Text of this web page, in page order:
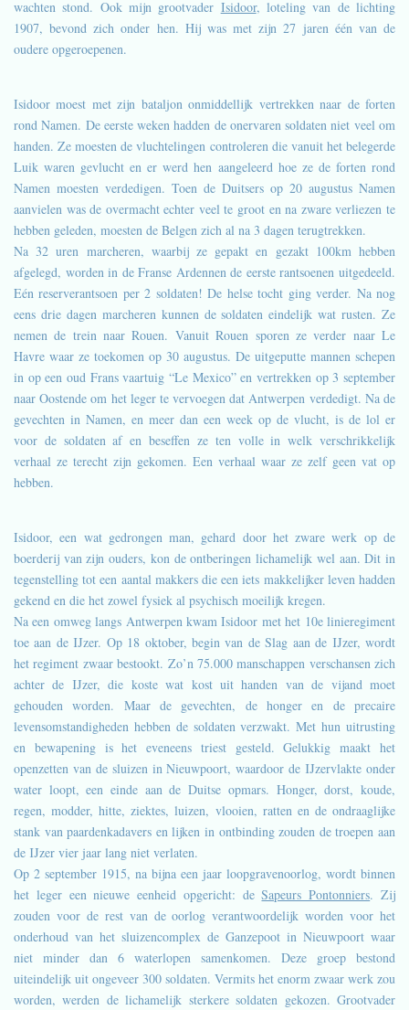
wachten stond. Ook mijn grootvader Isidoor, loteling van de lichting
1907, bevond zich onder hen. Hij was met zijn 27 jaren één van de
oudere opgeroepenen.
Isidoor moest met zijn bataljon onmiddellijk vertrekken naar de forten
rond Namen. De eerste weken hadden de onervaren soldaten niet veel om
handen. Ze moesten de vluchtelingen controleren die vanuit het belegerde
Luik waren gevlucht en er werd hen aangeleerd hoe ze de forten rond
Namen moesten verdedigen. Toen de Duitsers op 20 augustus Namen
aanvielen was de overmacht echter veel te groot en na zware verliezen te
hebben geleden, moesten de Belgen zich al na 3 dagen terugtrekken.
Na 32 uren marcheren, waarbij ze gepakt en gezakt 100km hebben
afgelegd, worden in de Franse Ardennen de eerste rantsoenen uitgedeeld.
Eén reserverantsoen per 2 soldaten! De helse tocht ging verder. Na nog
eens drie dagen marcheren kunnen de soldaten eindelijk wat rusten. Ze
nemen de trein naar Rouen. Vanuit Rouen sporen ze verder naar Le
Havre waar ze toekomen op 30 augustus. De uitgeputte mannen schepen
in op een oud Frans vaartuig “Le Mexico” en vertrekken op 3 september
naar Oostende om het leger te vervoegen dat Antwerpen verdedigt. Na de
gevechten in Namen, en meer dan een week op de vlucht, is de lol er
voor de soldaten af en beseffen ze ten volle in welk verschrikkelijk
verhaal ze terecht zijn gekomen. Een verhaal waar ze zelf geen vat op
hebben.
Isidoor, een wat gedrongen man, gehard door het zware werk op de
boerderij van zijn ouders, kon de ontberingen lichamelijk wel aan. Dit in
tegenstelling tot een aantal makkers die een iets makkelijker leven hadden
gekend en die het zowel fysiek al psychisch moeilijk kregen.
Na een omweg langs Antwerpen kwam Isidoor met het 10e linieregiment
toe aan de IJzer. Op 18 oktober, begin van de Slag aan de IJzer, wordt
het regiment zwaar bestookt. Zo’n 75.000 manschappen verschansen zich
achter de IJzer, die koste wat kost uit handen van de vijand moet
gehouden worden. Maar de gevechten, de honger en de precaire
levensomstandigheden hebben de soldaten verzwakt. Met hun uitrusting
en bewapening is het eveneens triest gesteld. Gelukkig maakt het
openzetten van de sluizen in Nieuwpoort, waardoor de IJzervlakte onder
water loopt, een einde aan de Duitse opmars. Honger, dorst, koude,
regen, modder, hitte, ziektes, luizen, vlooien, ratten en de ondraaglijke
stank van paardenkadavers en lijken in ontbinding zouden de troepen aan
de IJzer vier jaar lang niet verlaten.
Op 2 september 1915, na bijna een jaar loopgravenoorlog, wordt binnen
het leger een nieuwe eenheid opgericht: deSapeurs Pontonniers. Zij
zouden voor de rest van de oorlog verantwoordelijk worden voor het
onderhoud van het sluizencomplex de Ganzepoot in Nieuwpoort waar
niet minder dan 6 waterlopen samenkomen. Deze groep bestond
uiteindelijk uit ongeveer 300 soldaten. Vermits het enorm zwaar werk zou
worden, werden de lichamelijk sterkere soldaten gekozen. Grootvader